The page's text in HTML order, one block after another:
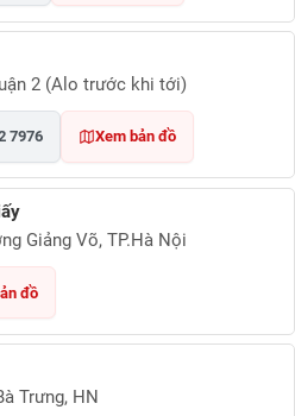
2 (Alo trước khi tới)
7976 Xem bản đồ
Giảng Võ, TP.Hà Nội
đồ
Trưng, HN